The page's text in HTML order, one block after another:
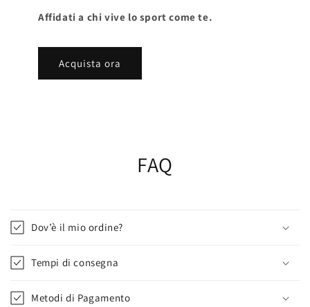
Affidati a chi vive lo sport come te.
Acquista ora
FAQ
Dov’è il mio ordine?
Tempi di consegna
Metodi di Pagamento